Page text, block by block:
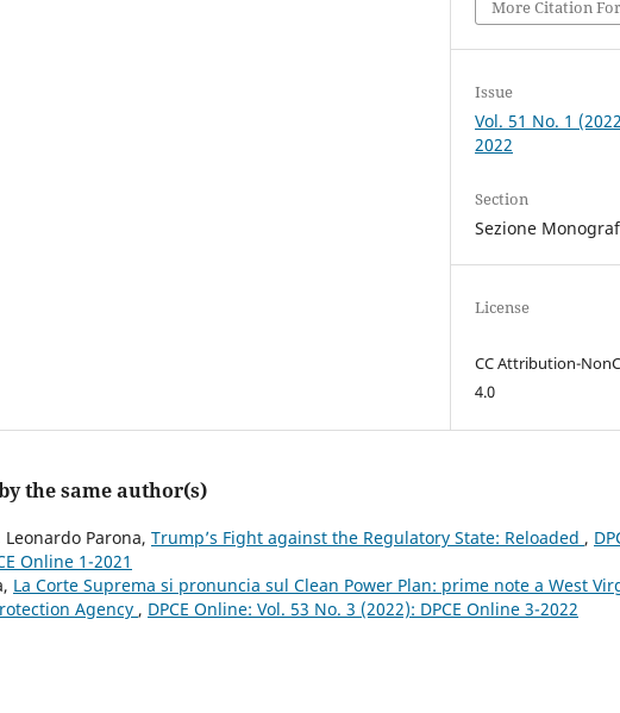
More Citation
Issue
Vol. 51 No. 1
2022
Section
Sezione
License
CC Attribution-
4.0
the same author(s)
Leonardo Parona, Trump’s Fight against the Regulatory State: Reloaded ,
Online 1-2021
La Corte Suprema si pronuncia sul Clean Power Plan: prime note a West
Agency , DPCE Online: Vol. 53 No. 3 (2022): DPCE Online 3-2022